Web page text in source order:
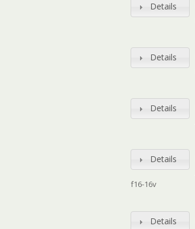
Details
Details
Details
Details
f16-16v
Details